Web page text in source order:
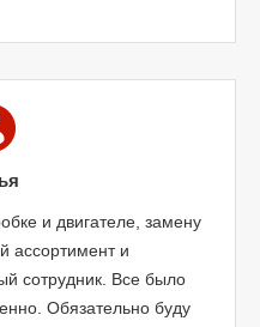
и двигателе, замену
ассортимент и
сотрудник. Все было
Обязательно буду